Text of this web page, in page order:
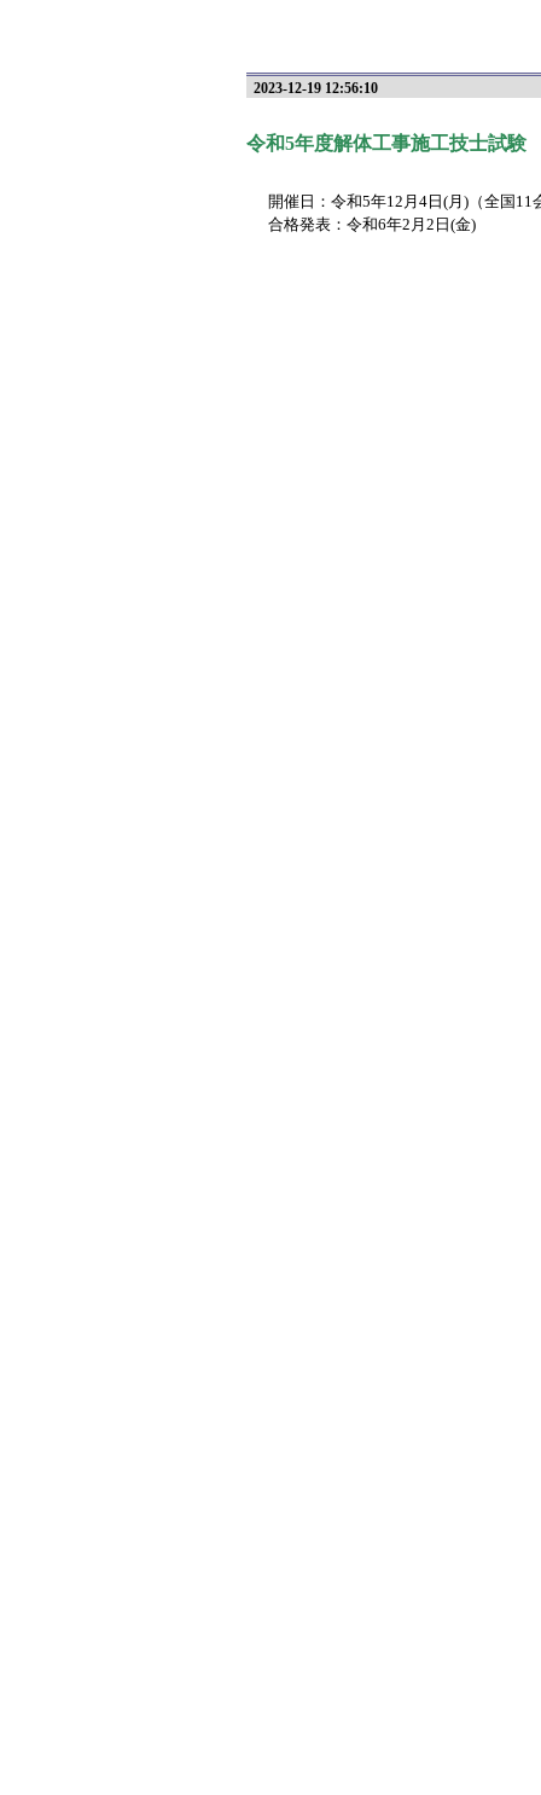
2023-12-19 12:56:10
令和5年度解体工事施工技士試験
開催日：令和5年12月4日(月)（全国11
合格発表：令和6年2月2日(金)